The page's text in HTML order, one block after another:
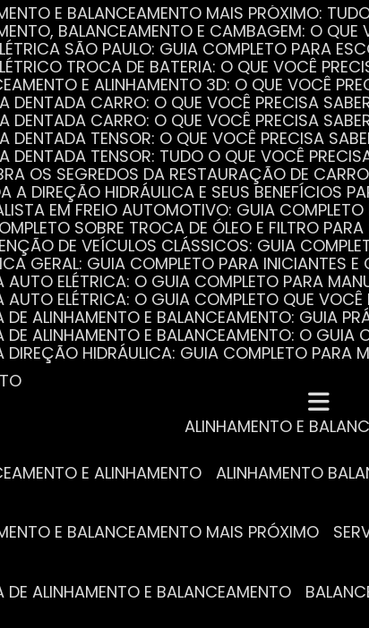
E BALANCEAMENTO MAIS PRÓXIMO:
BALANCEAMENTO E CAMBAGEM: O QUE
SÃO PAULO: GUIA COMPLETO PARA
TROCA DE BATERIA: O QUE VOCÊ
E ALINHAMENTO 3D: O QUE VOCÊ
DENTADA CARRO: O QUE VOCÊ PRECISA
DENTADA CARRO: O QUE VOCÊ PRECISA
DENTADA TENSOR: O QUE VOCÊ PRECISA
DENTADA TENSOR: TUDO O QUE VOCÊ
OS SEGREDOS DA RESTAURAÇÃO DE
A DIREÇÃO HIDRÁULICA E SEUS BENEFÍCIOS
EM FREIO AUTOMOTIVO: GUIA
SOBRE TROCA DE ÓLEO E FILTRO
DE VEÍCULOS CLÁSSICOS: GUIA
GERAL: GUIA COMPLETO PARA INICIANTES E
AUTO ELÉTRICA: O GUIA COMPLETO PARA
AUTO ELÉTRICA: O GUIA COMPLETO QUE VOCÊ
DE ALINHAMENTO E BALANCEAMENTO: GUIA
DE ALINHAMENTO E BALANCEAMENTO: O GUIA
DIREÇÃO HIDRÁULICA: GUIA COMPLETO PARA
MECÂNICA COMPLETA PARA BLINDADOS: TUDO
A REVISÃO AUTOMOTIVA É ESSENCIAL PARA O
DE ALINHAMENTO E BALANCEAMENTO: O QUE
ESSENCIAIS DA TROCA DE ÓLEO PARA A
ALINHAMENTO E
E ALINHAMENTO ALINHAMENTO
E BALANCEAMENTO MAIS PRÓXIMO
DE ALINHAMENTO E BALANCEAMENTO